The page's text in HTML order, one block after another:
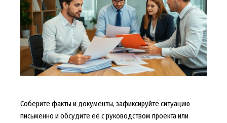
Соберите факты и документы, зафиксируйте ситуацию
письменно и обсудите её с руководством проекта или